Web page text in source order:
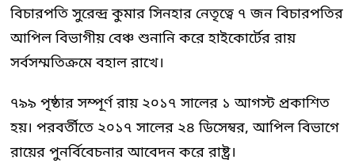
বিচারপতি সুরেন্দ্র কুমার সিনহার নেতৃত্বে ৭ জন বিচারপতির
আপিল বিভাগীয় বেঞ্চ শুনানি করে হাইকোর্টের রায়
সর্বসম্মতিক্রমে বহাল রাখে।
৭৯৯ পৃষ্ঠার সম্পূর্ণ রায় ২০১৭ সালের ১ আগস্ট প্রকাশিত
হয়। পরবর্তীতে ২০১৭ সালের ২৪ ডিসেম্বর, আপিল বিভাগে
রায়ের পুনর্বিবেচনার আবেদন করে রাষ্ট্র।